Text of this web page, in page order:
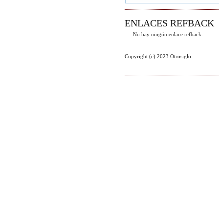
ENLACES REFBACK
No hay ningún enlace refback.
Copyright (c) 2023 Otrosiglo